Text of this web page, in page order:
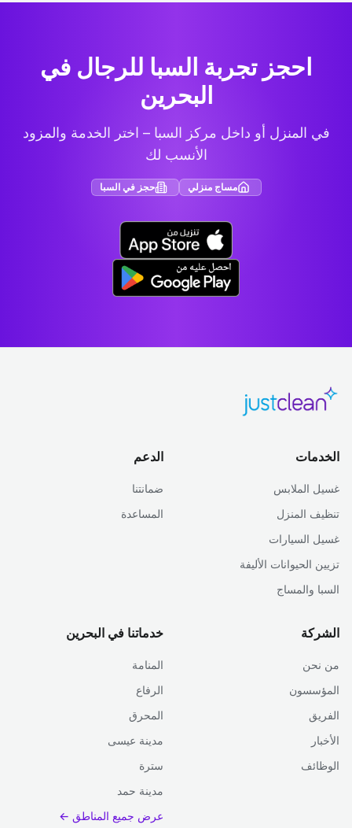
احجز تجربة السبا للرجال في
البحرين
في المنزل أو داخل مركز السبا – اختر الخدمة والمزود
الأنسب لك
مساج منزلي حجز في السبا
الخدمات
غسيل الملابس
تنظيف المنزل
غسيل السيارات
تزيين الحيوانات الأليفة
السبا والمساج
الدعم
ضمانتنا
المساعدة
الشركة
من نحن
المؤسسون
الفريق
الأخبار
الوظائف
خدماتنا في البحرين
المنامة
الرفاع
المحرق
مدينة عيسى
سترة
مدينة حمد
عرض جميع المناطق ←